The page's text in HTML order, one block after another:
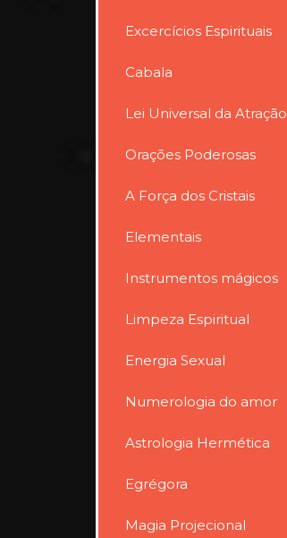
Excercícios Espirituais
Cabala
Lei Universal da Atração
Orações Poderosas
A Força dos Cristais
Elementais
Instrumentos mágicos
Limpeza Espiritual
Energia Sexual
Numerologia do amor
Astrologia Hermética
Egrégora
Magia Projecional